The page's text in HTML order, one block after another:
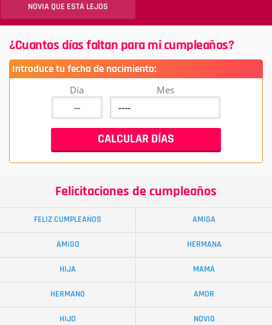
NOVIA QUE ESTÁ LEJOS
¿Cuantos días faltan para mi cumpleaños?
Introduce tu fecha de nacimiento:
Día Mes
Felicitaciones de cumpleaños
FELIZ CUMPLEAÑOS AMIGA
AMIGO HERMANA
HIJA MAMÁ
HERMANO AMOR
HIJO NOVIO